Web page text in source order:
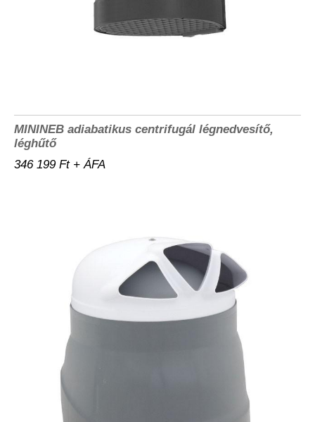
MININEB adiabatikus centrifugál légnedvesítő,
léghűtő
346 199 Ft + ÁFA